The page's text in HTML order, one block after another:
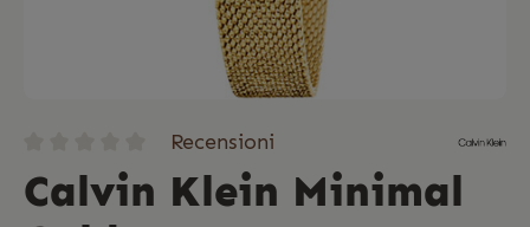
Recensioni
Calvin Klein Minimal